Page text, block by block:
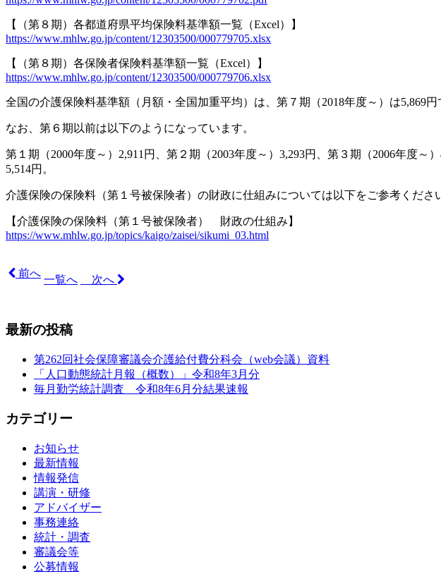
【（第８期）各都道府県平均保険料基準額一覧（Excel）】
https://www.mhlw.go.jp/content/12303500/000779705.xlsx
【（第８期）各保険者保険料基準額一覧（Excel）】
https://www.mhlw.go.jp/content/12303500/000779706.xlsx
全国の介護保険料基準額（月額・全国加重平均）は、第７期（2018年度～）は5,869
なお、第６期以前は以下のようになっています。
第１期（2000年度～）2,911円、第２期（2003年度～）3,293円、第３期（2006年度～
5,514円。
介護保険の保険料（第１号被保険者）の財政に仕組みについては以下をご参考くださ
【介護保険の保険料（第１号被保険者） 財政の仕組み】
https://www.mhlw.go.jp/topics/kaigo/zaisei/sikumi_03.html
前へ
一覧へ 次へ
最新の投稿
第262回社会保障審議会介護給付費分科会（web会議）資料
「人口動態統計月報（概数）」令和8年3月分
毎月勤労統計調査 令和8年6月分結果速報
カテゴリー
お知らせ
最新情報
情報発信
講演・研修
アドバイザー
事務連絡
統計・調査
審議会等
公募情報